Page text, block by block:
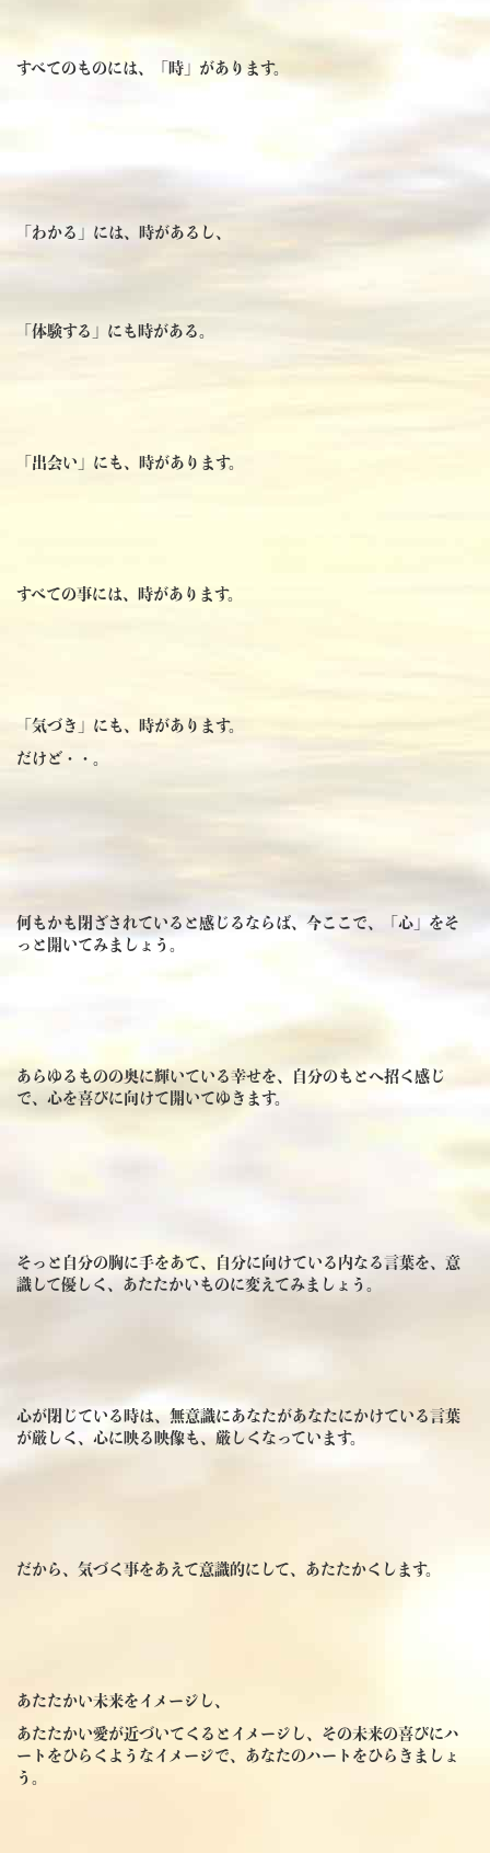
すべてのものには、「時」があります。
「わかる」には、時があるし、
「体験する」にも時がある。
「出会い」にも、時があります。
すべての事には、時があります。
「気づき」にも、時があります。
だけど・・。
何もかも閉ざされていると感じるならば、今ここで、「心」をそ
っと開いてみましょう。
あらゆるものの奥に輝いている幸せを、自分のもとへ招く感じ
で、心を喜びに向けて開いてゆきます。
そっと自分の胸に手をあて、自分に向けている内なる言葉を、意
識して優しく、あたたかいものに変えてみましょう。
心が閉じている時は、無意識にあなたがあなたにかけている言葉
が厳しく、心に映る映像も、厳しくなっています。
だから、気づく事をあえて意識的にして、あたたかくします。
あたたかい未来をイメージし、
あたたかい愛が近づいてくるとイメージし、その未来の喜びにハ
ートをひらくようなイメージで、あなたのハートをひらきましょ
う。